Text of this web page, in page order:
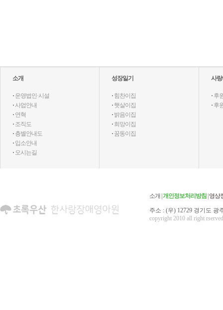
소개
· 운영법인·시설
· 사업안내
· 연혁
· 조직도
· 층별안내도
· 입소안내
· 오시는길
성장일기
· 힘찬이집
· 햇살이집
· 밝음이집
· 희망이집
· 꿈동이집
사
· 후
· 후
소개 개인정보처리방침 영상
주소 : (우) 12729 경기도 광
copyright 2010 all right